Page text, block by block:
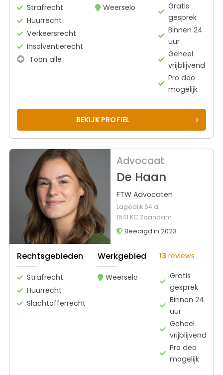
Strafrecht
Huurrecht
Verkeersrecht
Insolventierecht
Toon alle
Weerselo
Gratis
gesprek
Binnen 24
uur
Geheel
vrijblijvend
Pro deo
mogelijk
BEKIJK PROFIEL
Advocaat
De Haan
FTW Advocaten
Lagedijk 64 a
1541 KC Zaandam
Beëdigd in 2023
Rechtsgebieden
Strafrecht
Huurrecht
Slachtofferrecht
Werkgebied
Weerselo
13 reviews
Gratis
gesprek
Binnen 24
uur
Geheel
vrijblijvend
Pro deo
mogelijk